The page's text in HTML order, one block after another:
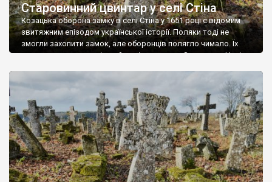
Старовинний цвинтар у селі Стіна
Козацька оборона замку в селі Стіна у 1651 році є відомим
звитяжним епізодом української історії. Поляки тоді не
змогли захопити замок, але оборонців полягло чимало. Їх
поховали на цвинтарі, який тоді називався Замковим. Нині на
ньому чимало хрестів 19 століття, є такі, де епітафії стер […]